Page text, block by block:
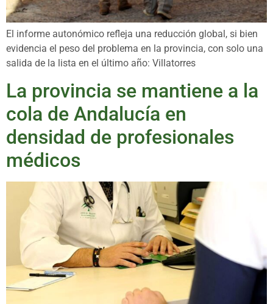
El informe autonómico refleja una reducción global, si bien
evidencia el peso del problema en la provincia, con solo una
salida de la lista en el último año: Villatorres
La provincia se mantiene a la
cola de Andalucía en
densidad de profesionales
médicos